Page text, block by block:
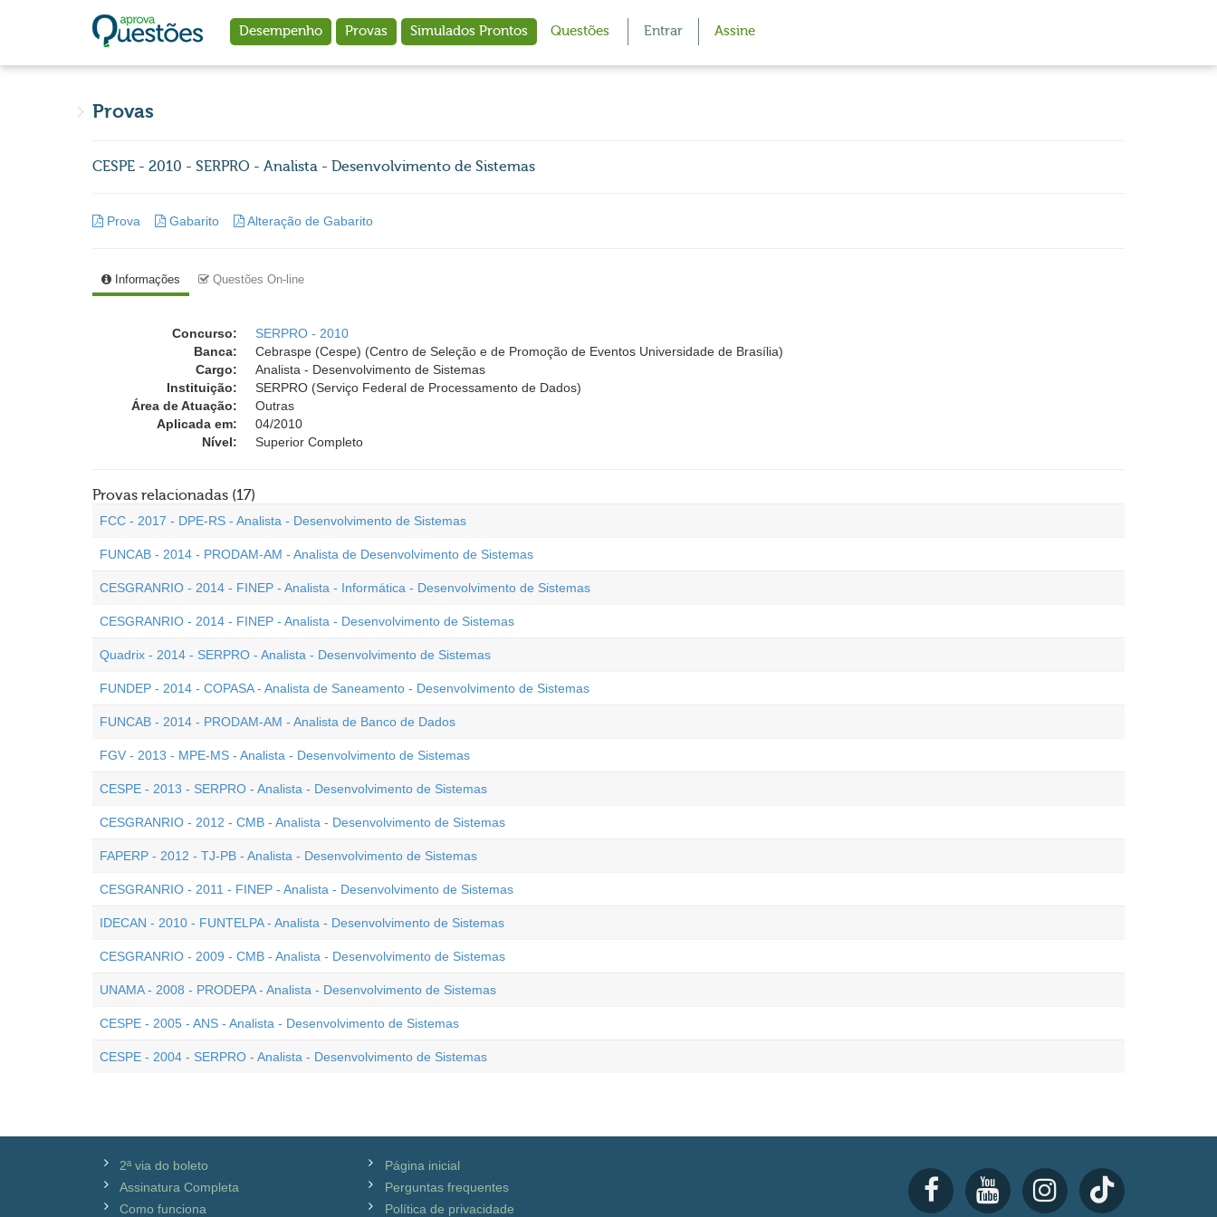
Desempenho Provas Simulados Prontos Questões Entrar Assine
Provas
CESPE - 2010 - SERPRO - Analista - Desenvolvimento de Sistemas
Prova Gabarito Alteração de Gabarito
Informações Questões On-line
Concurso:
SERPRO - 2010
Banca:
Cebraspe (Cespe) (Centro de Seleção e de Promoção de Eventos Universidade de Brasília)
Cargo:
Analista - Desenvolvimento de Sistemas
Instituição:
SERPRO (Serviço Federal de Processamento de Dados)
Área de Atuação:
Outras
Aplicada em:
04/2010
Nível:
Superior Completo
Provas relacionadas (17)
FCC - 2017 - DPE-RS - Analista - Desenvolvimento de Sistemas
FUNCAB - 2014 - PRODAM-AM - Analista de Desenvolvimento de Sistemas
CESGRANRIO - 2014 - FINEP - Analista - Informática - Desenvolvimento de Sistemas
CESGRANRIO - 2014 - FINEP - Analista - Desenvolvimento de Sistemas
Quadrix - 2014 - SERPRO - Analista - Desenvolvimento de Sistemas
FUNDEP - 2014 - COPASA - Analista de Saneamento - Desenvolvimento de Sistemas
FUNCAB - 2014 - PRODAM-AM - Analista de Banco de Dados
FGV - 2013 - MPE-MS - Analista - Desenvolvimento de Sistemas
CESPE - 2013 - SERPRO - Analista - Desenvolvimento de Sistemas
CESGRANRIO - 2012 - CMB - Analista - Desenvolvimento de Sistemas
FAPERP - 2012 - TJ-PB - Analista - Desenvolvimento de Sistemas
CESGRANRIO - 2011 - FINEP - Analista - Desenvolvimento de Sistemas
IDECAN - 2010 - FUNTELPA - Analista - Desenvolvimento de Sistemas
CESGRANRIO - 2009 - CMB - Analista - Desenvolvimento de Sistemas
UNAMA - 2008 - PRODEPA - Analista - Desenvolvimento de Sistemas
CESPE - 2005 - ANS - Analista - Desenvolvimento de Sistemas
CESPE - 2004 - SERPRO - Analista - Desenvolvimento de Sistemas
2ª via do boleto
Assinatura Completa
Como funciona
Página inicial
Perguntas frequentes
Política de privacidade